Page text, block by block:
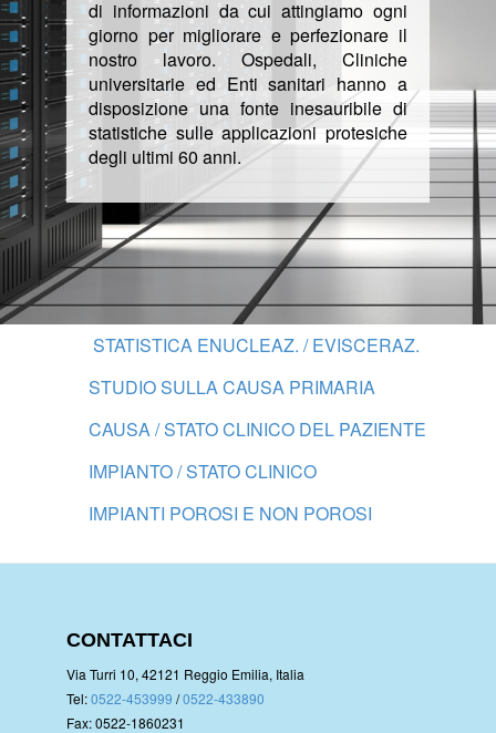
di informazioni da cui attingiamo ogni
giorno per migliorare e perfezionare il
nostro lavoro. Ospedali, Cliniche
universitarie ed Enti sanitari hanno a
disposizione una fonte inesauribile di
statistiche sulle applicazioni protesiche
degli ultimi 60 anni.
STATISTICA ENUCLEAZ. / EVISCERAZ.
STUDIO SULLA CAUSA PRIMARIA
CAUSA / STATO CLINICO DEL PAZIENTE
IMPIANTO / STATO CLINICO
IMPIANTI POROSI E NON POROSI
CONTATTACI
Via Turri 10, 42121 Reggio Emilia, Italia
Tel:0522-453999 /0522-433890
Fax: 0522-1860231